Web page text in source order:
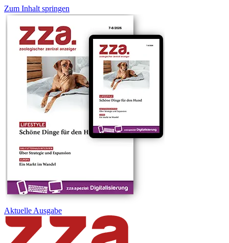
Zum Inhalt springen
Aktuelle Ausgabe